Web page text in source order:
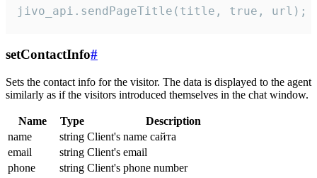
jivo_api.sendPageTitle(title, true, url);
setContactInfo#
Sets the contact info for the visitor. The data is displayed to the agent
similarly as if the visitors introduced themselves in the chat window.
Name Type
Description
name
string Client's name сайта
email
string Client's email
phone
string Client's phone number